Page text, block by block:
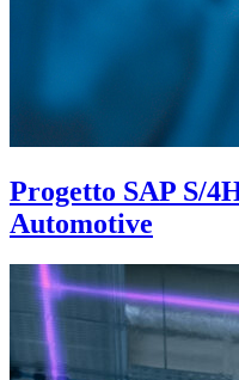
Progetto SAP S/
Automotive